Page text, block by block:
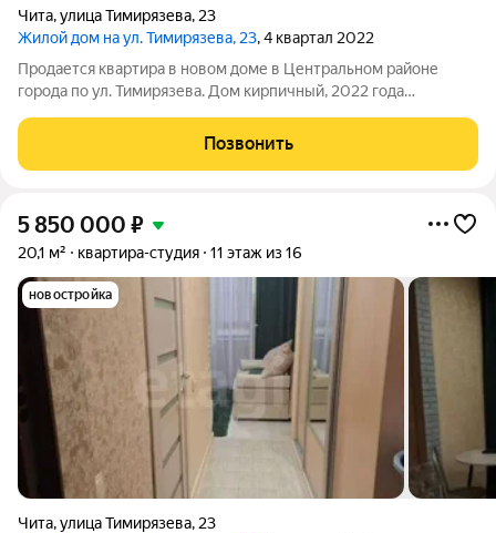
Чита,улица Тимирязева, 23
Жилой дом на ул. Тимирязева, 23, 4 квартал 2022
Продается квартира в новом доме в Центральном районе
города по ул. Тимирязева. Дом кирпичный, 2022 года
школа, детский сад, магазины, аптеки, остановки
общественного транспорта, удобная
Позвонить
5 850 000 ₽
20,1 м² квартира-студия 11 этаж из 16
новостройка
Чита,улица Тимирязева, 23